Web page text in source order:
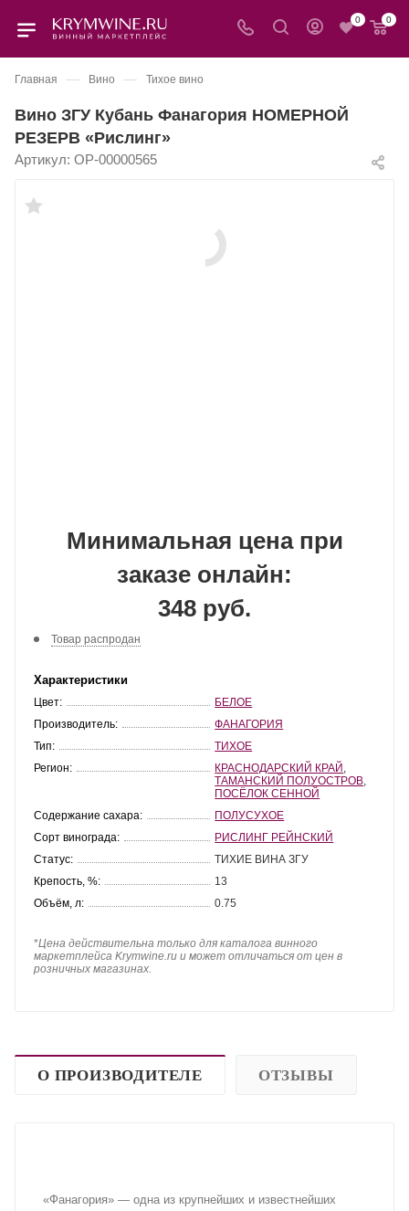
0 0
Главная — Вино — Тихое вино
Вино ЗГУ Кубань Фанагория НОМЕРНОЙ
РЕЗЕРВ «Рислинг»
Артикул: OP-00000565
Минимальная цена при
заказе онлайн:
348 руб.
Товар распродан
Характеристики
Цвет:
БЕЛОЕ
Производитель:
ФАНАГОРИЯ
Тип:
ТИХОЕ
Регион:
КРАСНОДАРСКИЙ КРАЙ
ТАМАНСКИЙ ПОЛУОСТРОВ
ПОСЁЛОК СЕННОЙ
Содержание сахара:
ПОЛУСУХОЕ
Сорт винограда:
РИСЛИНГ РЕЙНСКИЙ
Статус:
ТИХИЕ ВИНА ЗГУ
Крепость, %:
13
Объём, л:
0.75
*Цена действительна только для каталога винного
маркетплейса Krymwine.ru и может отличаться от цен в
розничных магазинах.
О ПРОИЗВОДИТЕЛЕ ОТЗЫВЫ
«Фанагория» — одна из крупнейших и известнейших